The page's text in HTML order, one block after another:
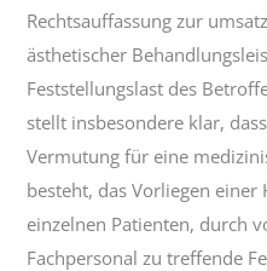
Rechtsauffassung zur
ästhetischer
Feststellungslast des
stellt insbesondere klar,
Vermutung für eine
besteht, das Vorliegen
einzelnen Patienten, durch
Fachpersonal zu treffende